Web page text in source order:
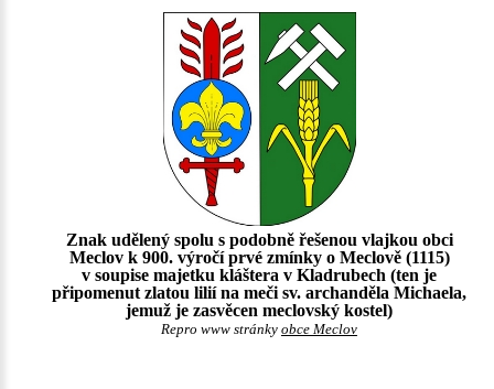
Znak udělený spolu s podobně řešenou vlajkou obci
Meclov k 900. výročí prvé zmínky o Meclově (1115)
v soupise majetku kláštera v Kladrubech (ten je
připomenut zlatou lilií na meči sv. archanděla Michaela,
jemuž je zasvěcen meclovský kostel)
Repro www stránky obce Meclov